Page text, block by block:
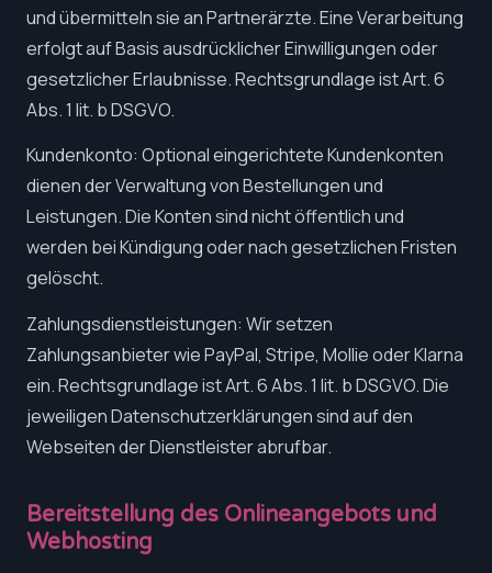
und übermitteln sie an Partnerärzte. Eine Verarbeitung
erfolgt auf Basis ausdrücklicher Einwilligungen oder
gesetzlicher Erlaubnisse. Rechtsgrundlage ist Art. 6
Abs. 1 lit. b DSGVO.
Kundenkonto: Optional eingerichtete Kundenkonten
dienen der Verwaltung von Bestellungen und
Leistungen. Die Konten sind nicht öffentlich und
werden bei Kündigung oder nach gesetzlichen Fristen
gelöscht.
Zahlungsdienstleistungen: Wir setzen
Zahlungsanbieter wie PayPal, Stripe, Mollie oder Klarna
ein. Rechtsgrundlage ist Art. 6 Abs. 1 lit. b DSGVO. Die
jeweiligen Datenschutzerklärungen sind auf den
Webseiten der Dienstleister abrufbar.
Bereitstellung des Onlineangebots und
Webhosting